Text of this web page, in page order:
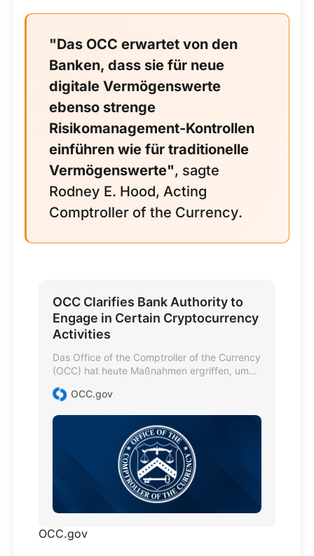
"Das OCC erwartet von den
Banken, dass sie für neue
digitale Vermögenswerte
ebenso strenge
Risikomanagement-Kontrollen
einführen wie für traditionelle
Vermögenswerte", sagte
Rodney E. Hood, Acting
Comptroller of the Currency.
OCC Clarifies Bank Authority to
Engage in Certain Cryptocurrency
Activities
Das Office of the Comptroller of the Currency
(OCC) hat heute Maßnahmen ergriffen, um
Kryptowährungsaktivitäten im
OCC.gov
OCC.gov